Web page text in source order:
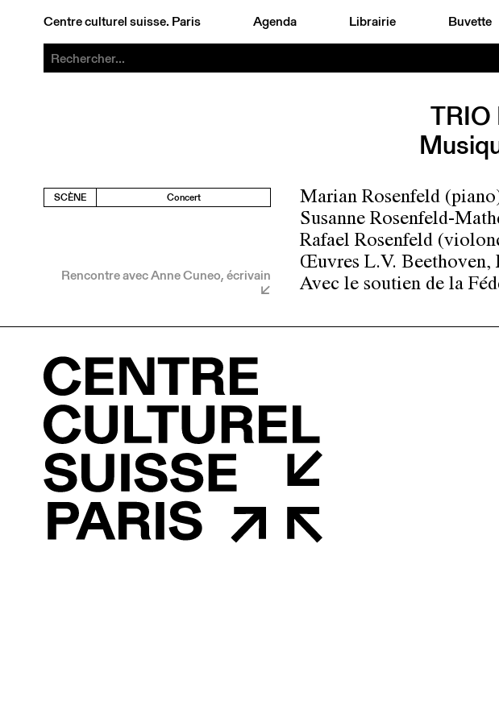
Centre culturel suisse. Paris Agenda Librairie Buvette
TRIO
SCÈNE Concert
Rencontre avec Anne Cuneo, écrivain
Marian Rosenfeld
Susanne Rosenfeld-
Rafael Rosenfeld
Œuvres L.V. Beethoven,
Avec le soutien de la